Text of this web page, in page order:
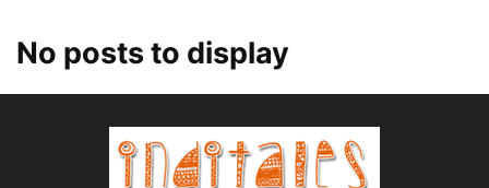
No posts to display